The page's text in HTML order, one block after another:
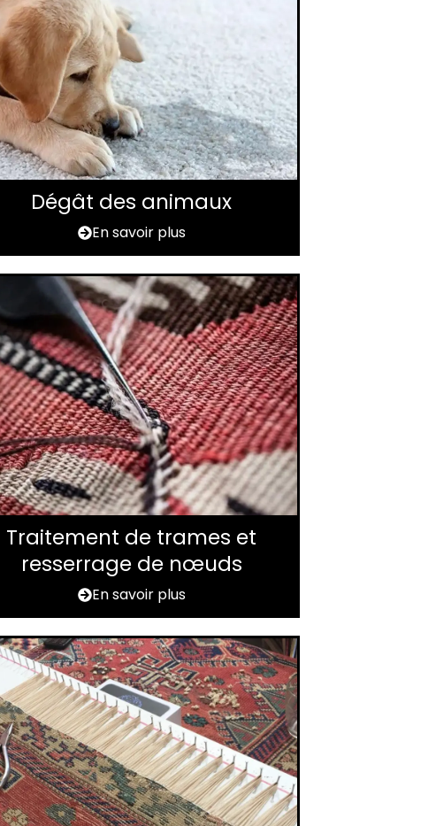
Dégât des animaux
En savoir plus
Traitement de trames et
resserrage de nœuds
En savoir plus